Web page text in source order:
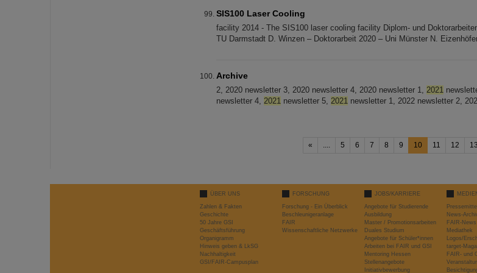
SIS100 Laser Cooling
facility 2014 - The SIS100 laser cooling facility Diplom- und
TU Darmstadt D. Winzen – Doktorarbeit 2020 – Uni Münster N.
Archive
2, 2020 newsletter 3, 2020 newsletter 4, 2020 newsletter 1, 2021
newsletter 4, 2021 newsletter 5, 2021 newsletter 1, 2022 newsletter 2,
« .... 5 6 7 8 9 10 11 12 13
ÜBER UNS
Zahlen & Fakten
Geschichte
50 Jahre GSI
Geschäftsführung
Organigramm
Hinweis geben & LkSG
Nachhaltigkeit
GSI/FAIR-Campusplan
FORSCHUNG
Forschung - Ein Überblick
Beschleunigeranlage
FAIR
Wissenschaftliche Netzwerke
JOBS/KARRIERE
Angebote für Studierende
Ausbildung
Master / Promotionsarbeiten
Duales Studium
Angebote für Schüler*innen
Arbeiten bei FAIR und GSI
Mentoring Hessen
Stellenangebote
Initiativbewerbung
News-
FAIR-News
Mediathek
Logos/
target-
FAIR- und